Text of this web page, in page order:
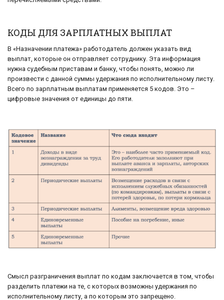
КОДЫ ДЛЯ ЗАРПЛАТНЫХ ВЫПЛАТ
В «Назначении платежа» работодатель должен указать вид
выплат, которые он отправляет сотруднику. Эта информация
нужна судебным приставам и банку, чтобы понять, можно ли
произвести с данной суммы удержания по исполнительному листу.
Всего по зарплатным выплатам применяется 5 кодов. Это –
цифровые значения от единицы до пяти.
Смысл разграничения выплат по кодам заключается в том, чтобы
разделить платежи на те, с которых возможны удержания по
исполнительному листу, а по которым это запрещено.